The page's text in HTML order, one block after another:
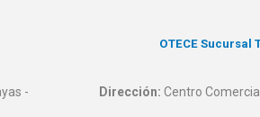
-
OTECE Sucursal
Dirección: Centro